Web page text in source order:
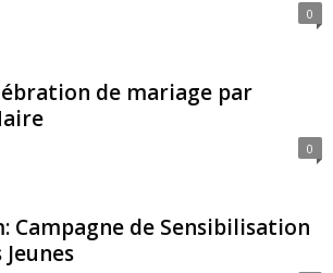
0
de mariage par
0
Campagne de Sensibilisation